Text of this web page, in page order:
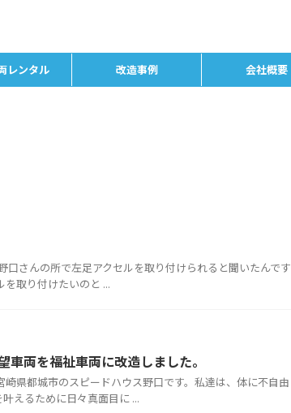
レンタル 改造事例 会社概要
さんの所で左足アクセルを取り付けられると聞いたんです
取り付けたいのと ...
両を福祉車両に改造しました。
県都城市のスピードハウス野口です。私達は、体に不自由
えるために日々真面目に ...